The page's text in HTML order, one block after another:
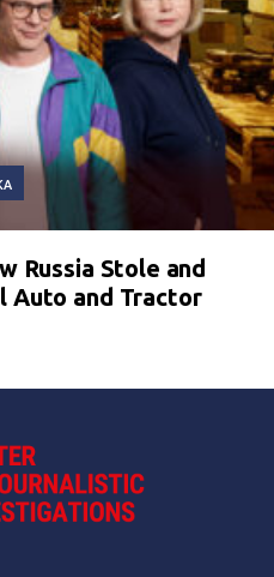
Russia Stole and
Auto and Tractor